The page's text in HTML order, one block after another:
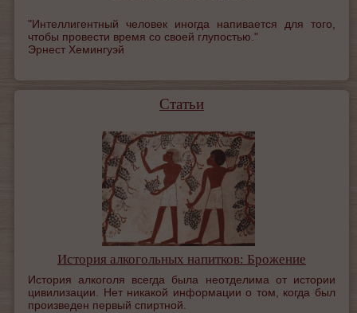
"Интеллигентный человек иногда напивается для того,
чтобы провести время со своей глупостью."
Эрнест Хемингуэй
Статьи
История алкогольных напитков: Брожение
История алкоголя всегда была неотделима от истории
цивилизации. Нет никакой информации о том, когда был
произведен первый спиртной.